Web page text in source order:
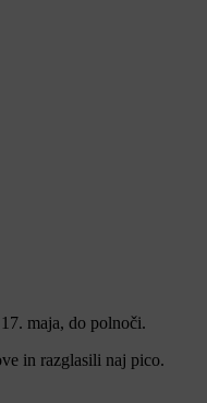
maja, do polnoči.
in razglasili naj pico.